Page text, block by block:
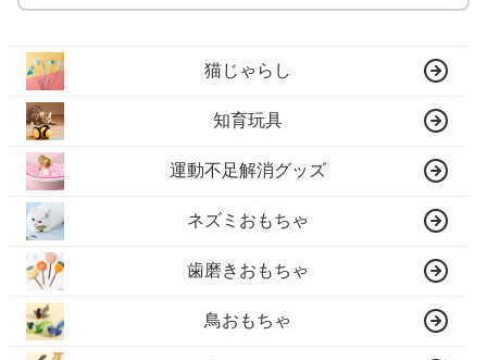
猫じゃらし
知育玩具
運動不足解消グッズ
ネズミおもちゃ
歯磨きおもちゃ
鳥おもちゃ